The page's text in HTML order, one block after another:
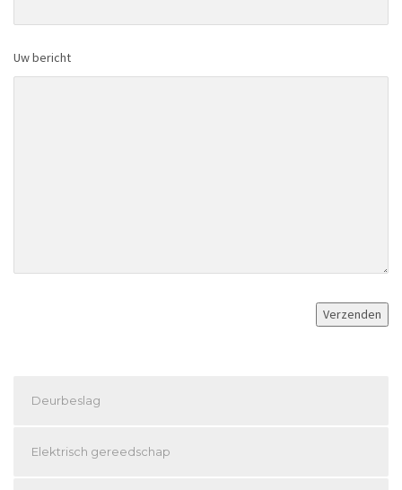
Uw bericht
Deurbeslag
Elektrisch gereedschap